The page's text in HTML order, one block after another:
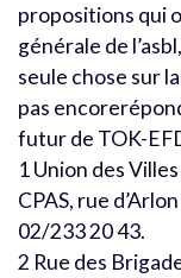
propositions qui
générale de
seule chose sur
pas
futur de TOK-
1 Union des
CPAS, rue
02/233 20 43.
2 Rue des